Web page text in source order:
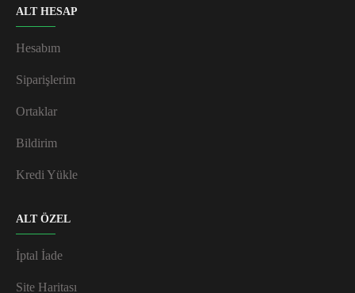
ALT HESAP
Hesabım
Siparişlerim
Ortaklar
Bildirim
Kredi Yükle
ALT ÖZEL
İptal İade
Site Haritası